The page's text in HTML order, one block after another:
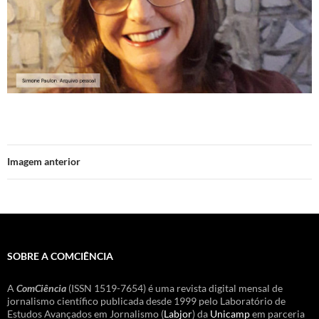
Imagem anterior
SOBRE A COMCIÊNCIA
A ComCiência (ISSN 1519-7654) é uma revista digital mensal de
jornalismo científico publicada desde 1999 pelo Laboratório de
Estudos Avançados em Jornalismo (Labjor) da Unicampem parceria